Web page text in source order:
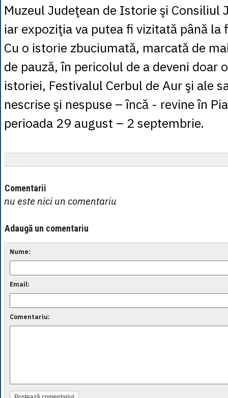
Muzeul Judeţean de Istorie şi Consiliul
iar expoziţia va putea fi vizitată până la
Cu o istorie zbuciumată, marcată de
de pauză, în pericolul de a deveni doar
istoriei, Festivalul Cerbul de Aur şi ale
nescrise şi nespuse – încă - revine în
perioada 29 august – 2 septembrie.
Comentarii
nu este nici un comentariu
Adaugă un comentariu
Nume:
Email:
Comentariu: